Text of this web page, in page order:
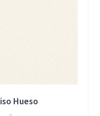
Hueso